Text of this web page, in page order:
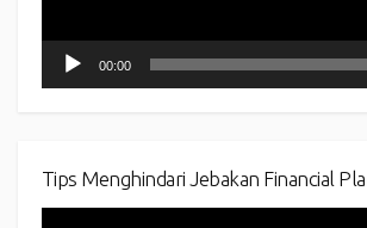
00:00
Tips Menghindari Jebakan Financial